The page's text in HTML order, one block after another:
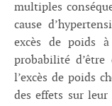
multiples
cause
excès de poids à
probabilité d’être
l’excès de poids
des effets sur